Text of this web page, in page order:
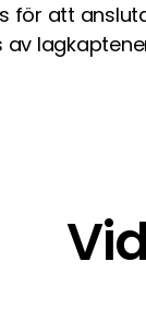
för att